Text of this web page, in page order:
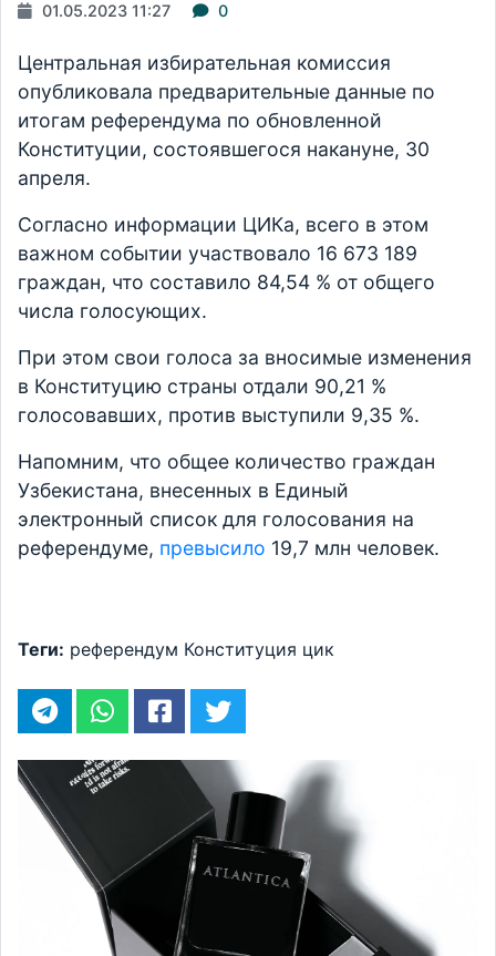
01.05.2023 11:27 0
Центральная избирательная комиссия
опубликовала предварительные данные по
итогам референдума по обновленной
Конституции, состоявшегося накануне, 30
апреля.
Согласно информации ЦИКа, всего в этом
важном событии участвовало 16 673 189
граждан, что составило 84,54 % от общего
числа голосующих.
При этом свои голоса за вносимые изменения
в Конституцию страны отдали 90,21 %
голосовавших, против выступили 9,35 %.
Напомним, что общее количество граждан
Узбекистана, внесенных в Единый
электронный список для голосования на
референдуме, превысило 19,7 млн человек.
Теги: референдум Конституция цик